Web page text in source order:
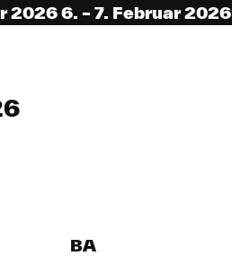
– 7. Februar 2026 6. –
BA